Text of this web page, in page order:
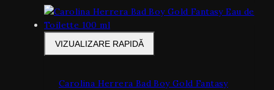
VIZUALIZARE RAPIDĂ
Carolina Herrera Bad Boy Gold Fantasy